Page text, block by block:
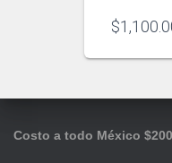
$
Costo a todo México $200